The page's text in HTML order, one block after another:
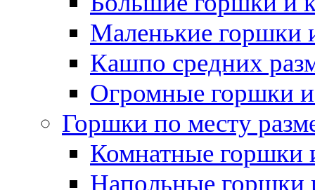
Маленькие горшки
Кашпо средних
Огромные горшки
Горшки по месту
Комнатные горшки
Напольные горшки